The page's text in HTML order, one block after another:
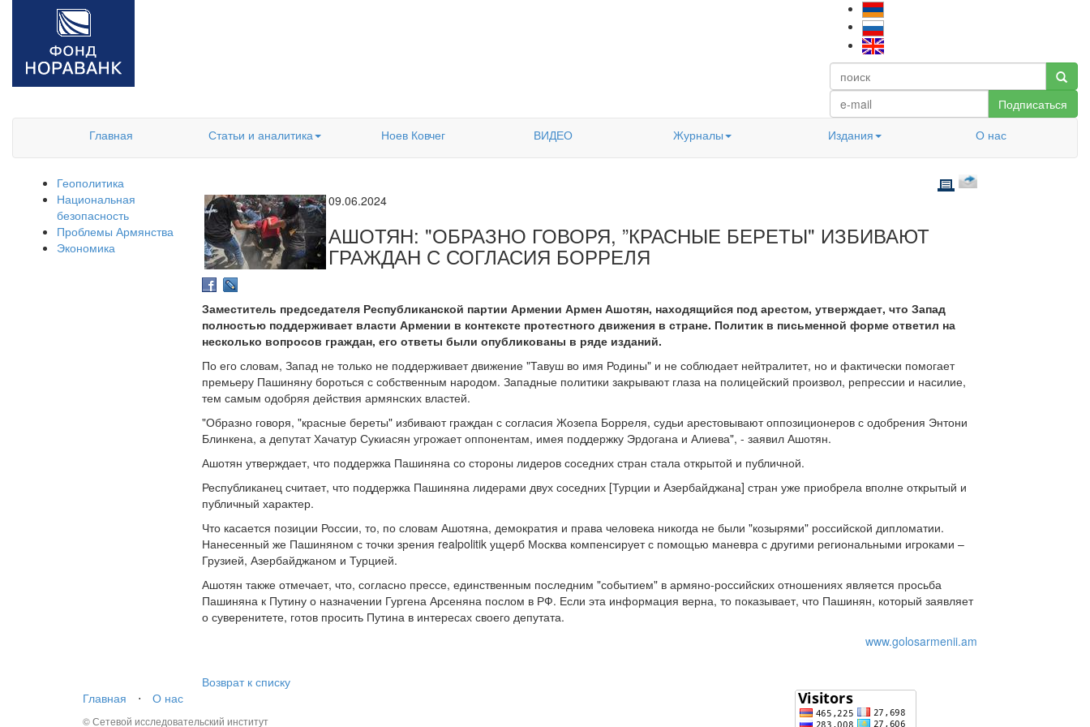
Подписаться
Главная
Статьи и аналитика Ноев Ковчег ВИДЕО Журналы Издания О нас
Геополитика
Национальная
безопасность
Проблемы Армянства
Экономика
09.06.2024
АШОТЯН: "ОБРАЗНО ГОВОРЯ, ”КРАСНЫЕ БЕРЕТЫ" ИЗБИВАЮТ
ГРАЖДАН С СОГЛАСИЯ БОРРЕЛЯ
Заместитель председателя Республиканской партии Армении Армен Ашотян, находящийся под арестом, утверждает, что Запад
полностью поддерживает власти Армении в контексте протестного движения в стране. Политик в письменной форме ответил на
несколько вопросов граждан, его ответы были опубликованы в ряде изданий.
По его словам, Запад не только не поддерживает движение "Тавуш во имя Родины" и не соблюдает нейтралитет, но и фактически помогает
премьеру Пашиняну бороться с собственным народом. Западные политики закрывают глаза на полицейский произвол, репрессии и насилие,
тем самым одобряя действия армянских властей.
"Образно говоря, "красные береты" избивают граждан с согласия Жозепа Борреля, судьи арестовывают оппозиционеров с одобрения Энтони
Блинкена, а депутат Хачатур Сукиасян угрожает оппонентам, имея поддержку Эрдогана и Алиева", - заявил Ашотян.
Ашотян утверждает, что поддержка Пашиняна со стороны лидеров соседних стран стала открытой и публичной.
Республиканец считает, что поддержка Пашиняна лидерами двух соседних [Турции и Азербайджана] стран уже приобрела вполне открытый и
публичный характер.
Что касается позиции России, то, по словам Ашотяна, демократия и права человека никогда не были "козырями" российской дипломатии.
Нанесенный же Пашиняном с точки зрения realpolitik ущерб Москва компенсирует с помощью маневра с другими региональными игроками –
Грузией, Азербайджаном и Турцией.
Ашотян также отмечает, что, согласно прессе, единственным последним "событием" в армяно-российских отношениях является просьба
Пашиняна к Путину о назначении Гургена Арсеняна послом в РФ. Если эта информация верна, то показывает, что Пашинян, который заявляет
о суверенитете, готов просить Путина в интересах своего депутата.
www.golosarmenii.am
Возврат к списку
Главная
⋅ О нас
© Сетевой исследовательский институт